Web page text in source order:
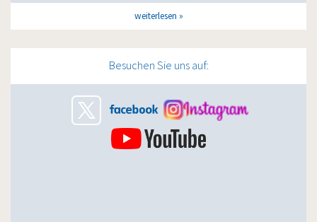
weiterlesen
Besuchen Sie uns auf: